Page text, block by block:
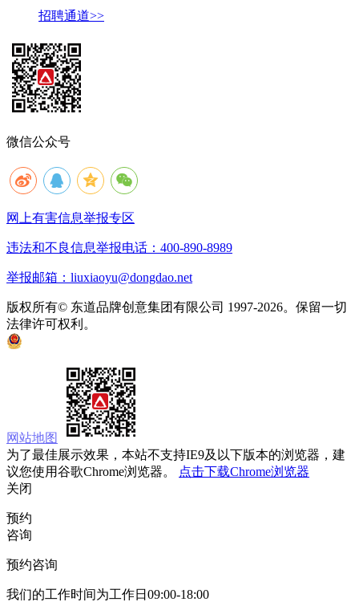
招聘通道>>
微信公众号
网上有害信息举报专区
违法和不良信息举报电话：400-890-8989
举报邮箱：liuxiaoyu@dongdao.net
版权所有© 东道品牌创意集团有限公司 1997-2026。保留一切
法律许可权利。
网站地图
为了最佳展示效果，本站不支持IE9及以下版本的浏览器，建
议您使用谷歌Chrome浏览器。
点击下载Chrome浏览器
关闭
预约
咨询
预约咨询
我们的工作时间为工作日09:00-18:00